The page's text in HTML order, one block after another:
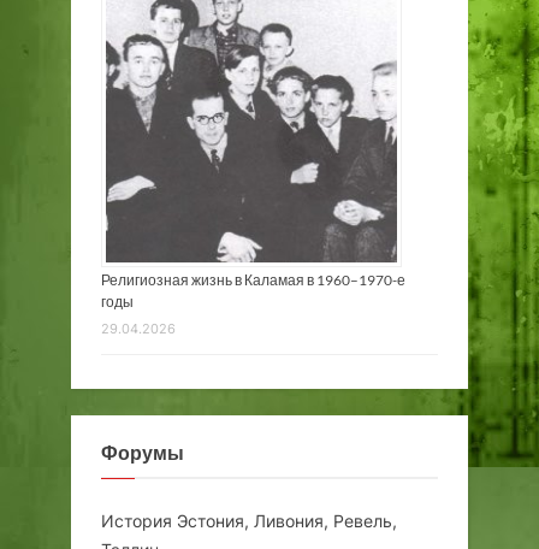
Религиозная жизнь в Каламая в 1960–1970-е
годы
29.04.2026
Форумы
История Эстония, Ливония, Ревель,